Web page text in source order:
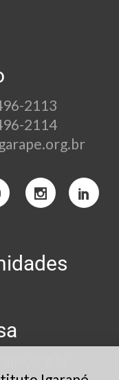
2113
2114